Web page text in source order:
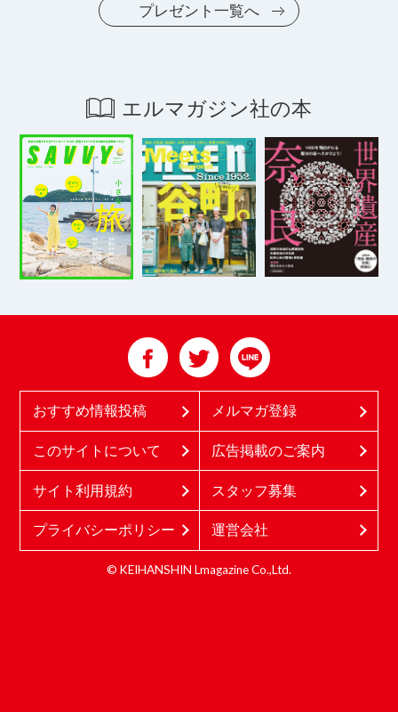
プレゼント一覧へ
エルマガジン社の本
おすすめ情報投稿 メルマガ登録
このサイトについて 広告掲載のご案内
サイト利用規約 スタッフ募集
プライバシーポリシー 運営会社
© KEIHANSHIN Lmagazine Co.,Ltd.